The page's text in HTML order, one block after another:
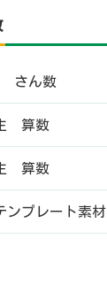
さん数
算数
算数
ンプレート素材